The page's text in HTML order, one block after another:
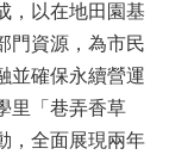
，以在地田園基
門資源，為市民
並確保永續營運
里「巷弄香草
，全面展現兩年